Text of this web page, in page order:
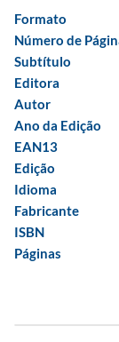
Formato
Número de
Subtítulo
Editora
Autor
Ano da Edição
EAN13
Edição
Idioma
Fabricante
ISBN
Páginas